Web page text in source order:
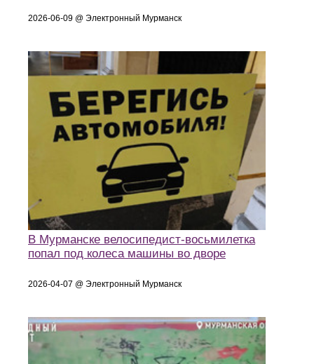
2026-06-09 @ Электронный Мурманск
В Мурманске велосипедист-восьмилетка
попал под колеса машины во дворе
2026-04-07 @ Электронный Мурманск